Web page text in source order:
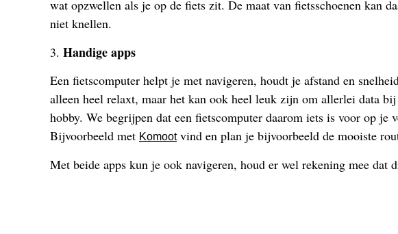
wat opzwellen als je op de fiets zit. De maat van fietsschoenen kan
niet knellen.
3. Handige apps
Een fietscomputer helpt je met navigeren, houdt je afstand en
alleen heel relaxt, maar het kan ook heel leuk zijn om allerlei data
hobby. We begrijpen dat een fietscomputer daarom iets is voor op
Bijvoorbeeld met Komootvind en plan je bijvoorbeeld de mooiste
Met beide apps kun je ook navigeren, houd er wel rekening mee dat